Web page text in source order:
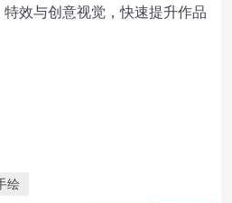
效与创意视觉，快速提升作品
绘